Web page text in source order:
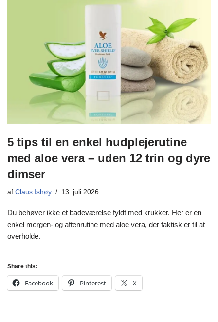
5 tips til en enkel hudplejerutine
med aloe vera – uden 12 trin og dyre
dimser
af Claus Ishøy 13. juli 2026
Du behøver ikke et badeværelse fyldt med krukker. Her er en
enkel morgen- og aftenrutine med aloe vera, der faktisk er til at
overholde.
Share this:
Facebook Pinterest X